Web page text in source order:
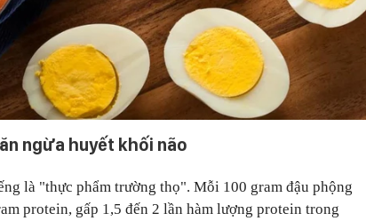
ngừa huyết khối não
là "thực phẩm trường thọ". Mỗi 100 gram đậu phộng
protein, gấp 1,5 đến 2 lần hàm lượng protein trong